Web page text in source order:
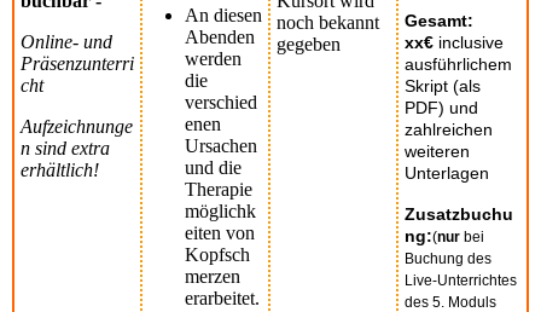
Online- und
Präsenzunterri
cht
Aufzeichnunge
n sind extra
erhältlich!
An diesen
Abenden
werden
die
verschied
enen
Ursachen
und die
Therapie
möglichk
eiten von
Kopfsch
merzen
erarbeitet.
noch bekannt
gegeben
Gesamt:
xx€ inclusive
ausführlichem
Skript (als
PDF) und
zahlreichen
weiteren
Unterlagen
Zusatzbuchu
ng:(nur bei
Buchung des
Live-Unterrichtes
des 5. Moduls